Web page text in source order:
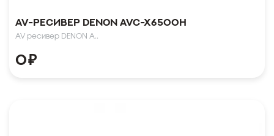
AV-Ресивер Denon AVC-X6500H
AV ресивер DENON A..
0₽